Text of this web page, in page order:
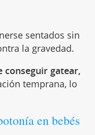
sentados sin
la gravedad.
conseguir gatear,
temprana, lo
en bebés